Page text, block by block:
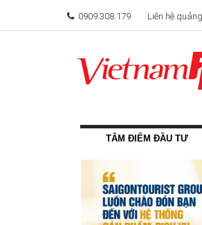
0909.308.179 Liên hệ
TÂM ĐIỂM ĐẦU TƯ